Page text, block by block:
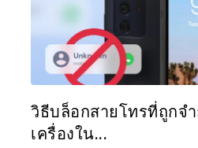
วิธีบล็อกสายโทรที่ถูกจ
เครื่องใน...